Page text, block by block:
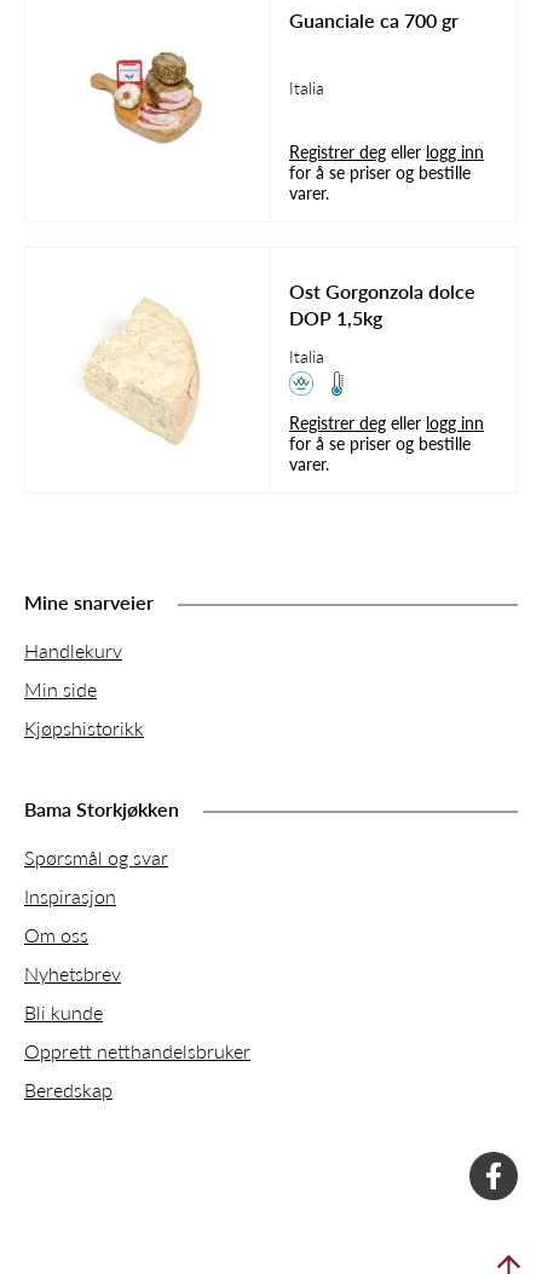
Guanciale ca 700 gr
Italia
Registrer deg eller logg inn
for å se priser og bestille
varer.
Ost Gorgonzola dolce
DOP 1,5kg
Italia
Registrer deg eller logg inn
for å se priser og bestille
varer.
Mine snarveier
Handlekurv
Min side
Kjøpshistorikk
Bama Storkjøkken
Spørsmål og svar
Inspirasjon
Om oss
Nyhetsbrev
Bli kunde
Opprett netthandelsbruker
Beredskap